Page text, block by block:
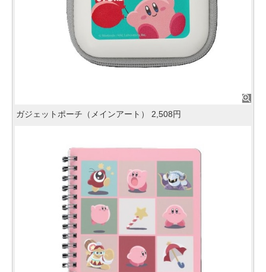
ガジェットポーチ（メインアート） 2,508円